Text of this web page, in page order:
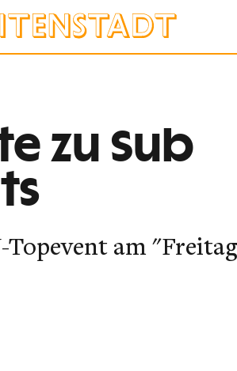
zu Sub
am